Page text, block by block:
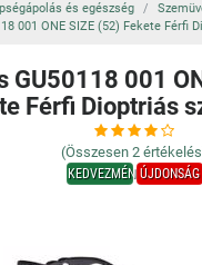
és egészség
001 ONE SIZE (52) Fekete Férfi
GU50118 001
Férfi Dioptriás
(Összesen 2
KEDVEZMÉNYÚJDONSÁG